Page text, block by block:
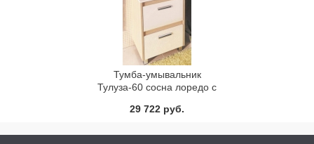
Тумба-умывальник
Тулуза-60 сосна лоредо с
29 722 руб.